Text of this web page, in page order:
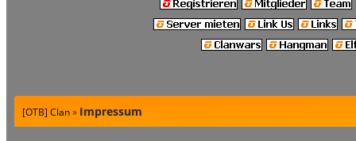
[OTB] Clan» Impressum